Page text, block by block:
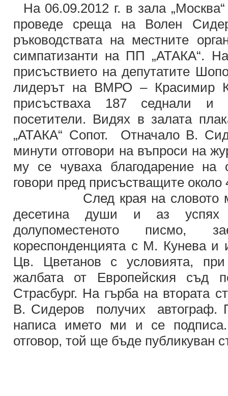
На 06.09.2012 г. в зала
проведе среща на Волен
ръководствата на местните
симпатизанти на ПП „АТАКА“.
присъствието на депутатите
лидерът на ВМРО – Красимир
присъстваха 187 седнали и
посетители. Видях в залата
„АТАКА“ Сопот. Отначало В.
минути отговори на въпроси на
му се чуваха благодарение на
говори пред присъстващите около
След края на словото му
десетина души и аз
долупоместеното
кореспонденцията с М. Кунева и
Цв. Цветанов с условията,
жалбата от Европейския съд
Страсбург. На гърба на втората
В. Сидеров получих автограф.
написа името ми и се
отговор, той ще бъде публикуван